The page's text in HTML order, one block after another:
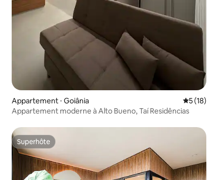
Appartement ⋅ Goiânia
5 (18)
Appartement moderne à Alto Bueno, Taí Residências
Superhôte
Superhôte